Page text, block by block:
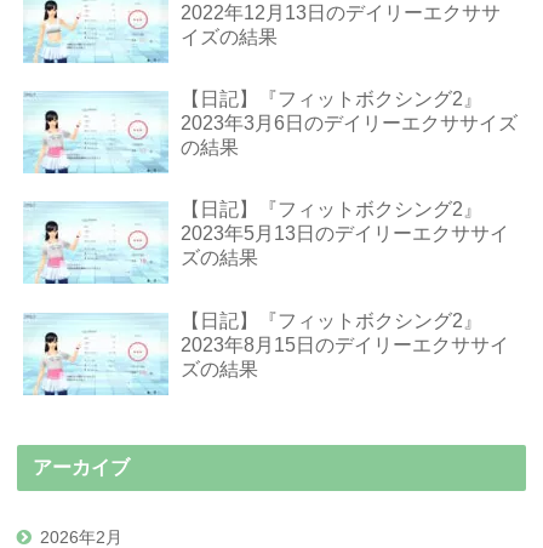
2022年12月13日のデイリーエクササ
イズの結果
【日記】『フィットボクシング2』
2023年3月6日のデイリーエクササイズ
の結果
【日記】『フィットボクシング2』
2023年5月13日のデイリーエクササイ
ズの結果
【日記】『フィットボクシング2』
2023年8月15日のデイリーエクササイ
ズの結果
アーカイブ
2026年2月